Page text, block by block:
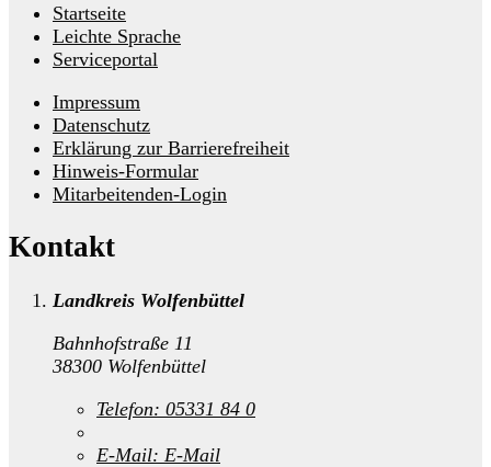
Startseite
Leichte Sprache
Serviceportal
Impressum
Datenschutz
Erklärung zur Barrierefreiheit
Hinweis-Formular
Mitarbeitenden-Login
Kontakt
Landkreis Wolfenbüttel
Bahnhofstraße 11
38300 Wolfenbüttel
Telefon: 05331 84 0
E-Mail: E-Mail